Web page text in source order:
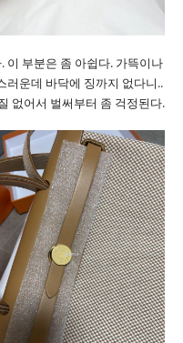
이 부분은 좀 아쉽다. 가뜩이나
러운데 바닥에 징까지 없다니..
없어서 벌써부터 좀 걱정된다.